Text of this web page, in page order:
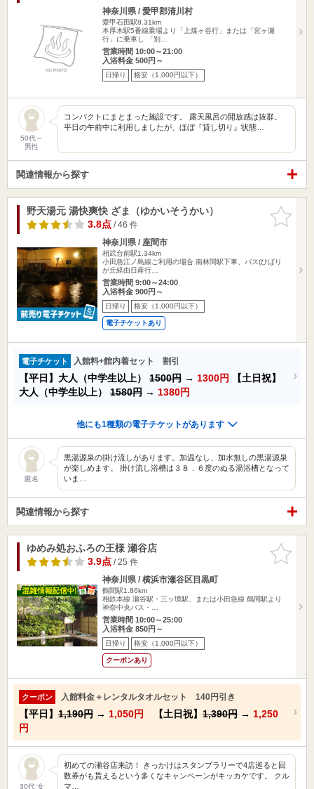
神奈川県 / 愛甲郡清川村
愛甲石田駅8.31km
本厚木駅5番線乗場より「上煤ヶ谷行」または「宮ヶ瀬
行」に乗車し 「別…
営業時間 10:00～21:00
入浴料金 500円～
日帰り 格安（1,000円以下）
50代～
男性
コンパクトにまとまった施設です。 露天風呂の開放感は抜群。
平日の午前中に利用しましたが、ほぼ『貸し切り』状態…
関連情報から探す
お気に入
りに追加
野天湯元 湯快爽快 ざま（ゆかいそうかい）
3.8点/ 46 件
神奈川県 / 座間市
相武台前駅1.34km
小田急江ノ島線ご利用の場合 南林間駅下車、バス(ひばり
が丘経由日産行…
営業時間 9:00～24:00
入浴料金 900円～
日帰り 格安（1,000円以下）
電子チケットあり
電子チケット 入館料+館内着セット 割引
【平日】大人（中学生以上） 1500円 → 1300円
【土日祝】
大人（中学生以上） 1580円 → 1380円
他にも1種類の電子チケットがあります
匿名
黒湯源泉の掛け流しがあります。加温なし、加水無しの黒湯源泉
が楽しめます。 掛け流し浴槽は３８．６度のぬる湯浴槽となって
いま…
関連情報から探す
お気に入
りに追加
ゆめみ処おふろの王様 瀬谷店
3.9点/ 25 件
神奈川県 / 横浜市瀬谷区目黒町
鶴間駅1.86km
相鉄本線 瀬谷駅・三ッ境駅、または小田急線 鶴間駅より
神奈中央バス・…
営業時間 10:00～25:00
入浴料金 850円～
日帰り 格安（1,000円以下）
クーポンあり
クーポン 入館料金＋レンタルタオルセット 140円引き
【平日】 1,190円 → 1,050円 【土日祝】 1,390円 → 1,250
円
30代 女
初めての瀬谷店来訪！ きっかけはスタンプラリーで4店巡ると回
数券がも貰えるという多くなキャンペーンがキッカケです。 クル
マ…